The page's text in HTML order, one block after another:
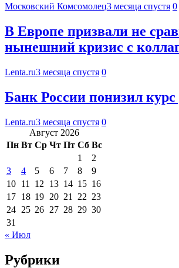
Московский Комсомолец3 месяца спустя 0
В Европе призвали не
нынешний кризис с
Lenta.ru3 месяца спустя 0
Банк России понизил курс
Lenta.ru3 месяца спустя 0
Август 2026
Пн Вт Ср Чт Пт Сб Вс
1
2
3
4 5 6 7 8
9
10 11 12 13 14 15 16
17 18 19 20 21 22 23
24 25 26 27 28 29 30
31
« Июл
Рубрики